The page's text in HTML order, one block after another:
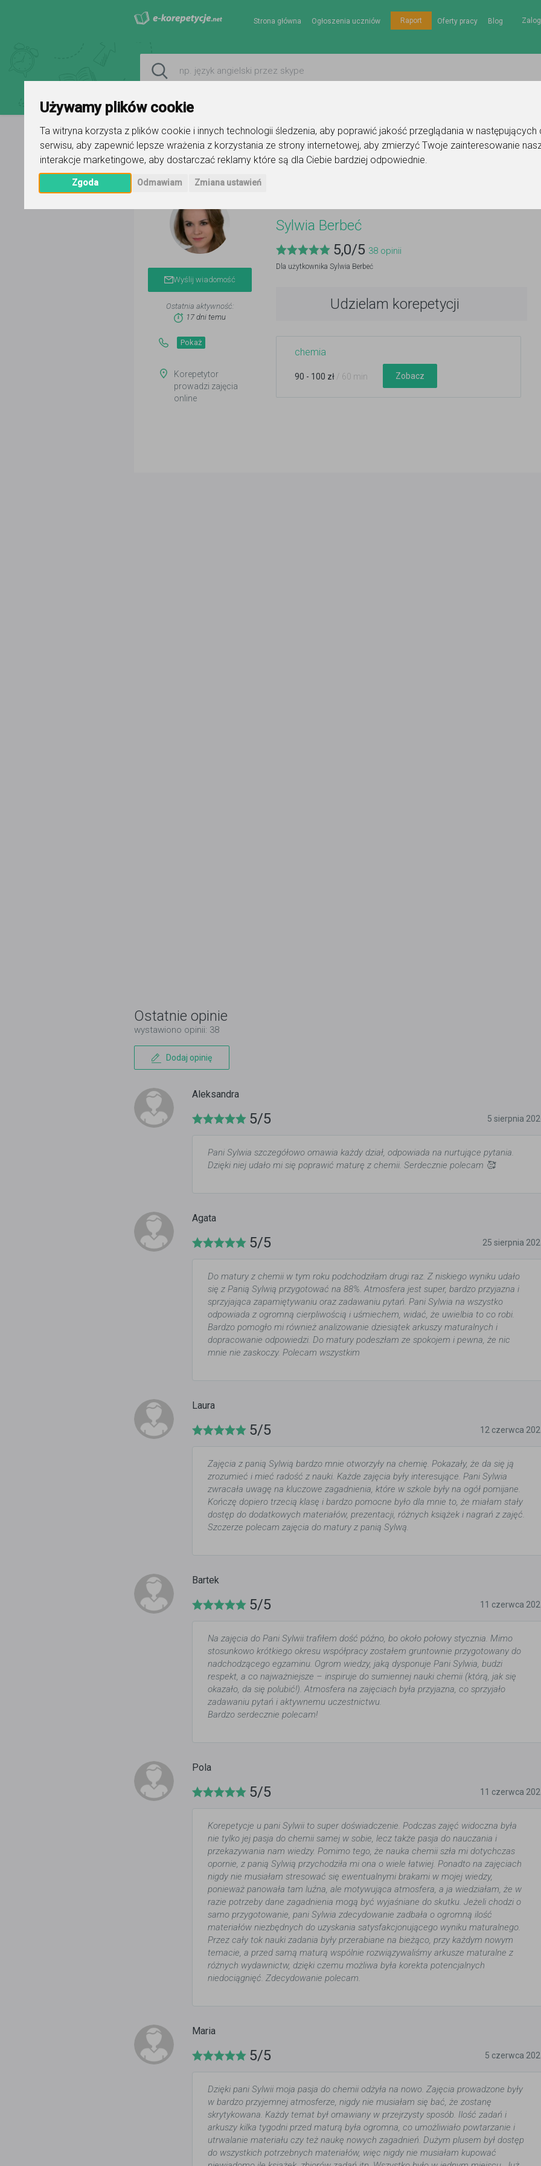
Używamy plików cookie
Ta witryna korzysta z plików cookie i innych technologii śledzenia, aby poprawić jakość przeglądania w
serwisu, aby zapewnić lepsze wrażenia z korzystania ze strony internetowej, aby zmierzyć Twoje zainteresowanie
interakcje marketingowe, aby dostarczać reklamy które są dla Ciebie bardziej odpowiednie.
Zgoda Odmawiam Zmiana ustawień
Strona główna Ogłoszenia uczniów Raport Oferty pracy Blog
Strona główna Sylwia Berbeć
Wyślij wiadomość
Ostatnia aktywność:
17 dni temu
Pokaż
Korepetytor
prowadzi zajęcia
online
Sylwia Berbeć
5,0/5 38 opinii
Dla użytkownika Sylwia Berbeć
Udzielam korepetycji
chemia
90 - 100 zł / 60 min Zobacz
Ostatnie opinie
wystawiono opinii: 38
Dodaj opinię
Aleksandra
5/5 5 sierpnia
Pani Sylwia szczegółowo omawia każdy dział, odpowiada na nurtujące pytania.
Dzięki niej udało mi się poprawić maturę z chemii. Serdecznie polecam 🥰
Agata
5/5 25 sierpnia
Do matury z chemii w tym roku podchodziłam drugi raz. Z niskiego wyniku udało
się z Panią Sylwią przygotować na 88%. Atmosfera jest super, bardzo przyjazna i
sprzyjająca zapamiętywaniu oraz zadawaniu pytań. Pani Sylwia na wszystko
odpowiada z ogromną cierpliwością i uśmiechem, widać, że uwielbia to co robi.
Bardzo pomogło mi również analizowanie dziesiątek arkuszy maturalnych i
dopracowanie odpowiedzi. Do matury podeszłam ze spokojem i pewna, że nic
mnie nie zaskoczy. Polecam wszystkim
Laura
5/5 12 czerwca
Zajęcia z panią Sylwią bardzo mnie otworzyły na chemię. Pokazały, że da się ją
zrozumieć i mieć radość z nauki. Każde zajęcia były interesujące. Pani Sylwia
zwracała uwagę na kluczowe zagadnienia, które w szkole były na ogół pomijane.
Kończę dopiero trzecią klasę i bardzo pomocne było dla mnie to, że miałam stały
dostęp do dodatkowych materiałów, prezentacji, różnych książek i nagrań z zajęć.
Szczerze polecam zajęcia do matury z panią Sylwą.
Bartek
5/5 11 czerwca
Na zajęcia do Pani Sylwii trafiłem dość późno, bo około połowy stycznia. Mimo
stosunkowo krótkiego okresu współpracy zostałem gruntownie przygotowany do
nadchodzącego egzaminu. Ogrom wiedzy, jaką dysponuje Pani Sylwia, budzi
respekt, a co najważniejsze – inspiruje do sumiennej nauki chemii (którą, jak się
okazało, da się polubić!). Atmosfera na zajęciach była przyjazna, co sprzyjało
zadawaniu pytań i aktywnemu uczestnictwu.
Bardzo serdecznie polecam!
Pola
5/5 11 czerwca
Korepetycje u pani Sylwii to super doświadczenie. Podczas zajęć widoczna była
nie tylko jej pasja do chemii samej w sobie, lecz także pasja do nauczania i
przekazywania nam wiedzy. Pomimo tego, że nauka chemii szła mi dotychczas
opornie, z panią Sylwią przychodziła mi ona o wiele łatwiej. Ponadto na zajęciach
nigdy nie musiałam stresować się ewentualnymi brakami w mojej wiedzy,
ponieważ panowała tam luźna, ale motywująca atmosfera, a ja wiedziałam, że w
razie potrzeby dane zagadnienia mogą być wyjaśniane do skutku. Jeżeli chodzi o
samo przygotowanie, pani Sylwia zdecydowanie zadbała o ogromną ilość
materiałów niezbędnych do uzyskania satysfakcjonującego wyniku maturalnego.
Przez cały tok nauki zadania były przerabiane na bieżąco, przy każdym nowym
temacie, a przed samą maturą wspólnie rozwiązywaliśmy arkusze maturalne z
różnych wydawnictw, dzięki czemu możliwa była korekta potencjalnych
niedociągnięć. Zdecydowanie polecam.
Maria
5/5 5 czerwca
Dzięki pani Sylwii moja pasja do chemii odżyła na nowo. Zajęcia prowadzone były
w bardzo przyjemnej atmosferze, nigdy nie musiałam się bać, że zostanę
skrytykowana. Każdy temat był omawiany w przejrzysty sposób. Ilość zadań i
arkuszy kilka tygodni przed maturą była ogromna, co umożliwiało powtarzanie i
utrwalanie materiału czy też naukę nowych zagadnień. Dużym plusem był dostęp
do wszystkich potrzebnych materiałów, więc nigdy nie musiałam kupować